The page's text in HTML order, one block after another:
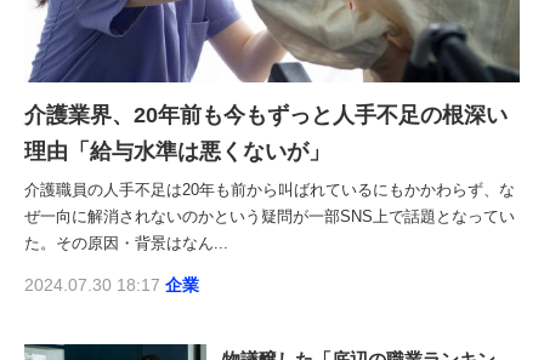
ADOPTABLE DOG JOURNAL
介護業界、20年前も今もずっと人手不足の根深い
理由「給与水準は悪くないが」
介護職員の人手不足は20年も前から叫ばれているにもかかわらず、な
ぜ一向に解消されないのかという疑問が一部SNS上で話題となってい
た。その原因・背景はなん...
2024.07.30 18:17 企業